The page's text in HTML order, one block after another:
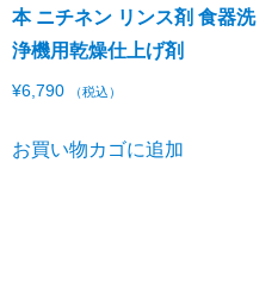
本 ニチネン リンス剤 食器洗
浄機用乾燥仕上げ剤
¥6,790 （税込）
お買い物カゴに追加